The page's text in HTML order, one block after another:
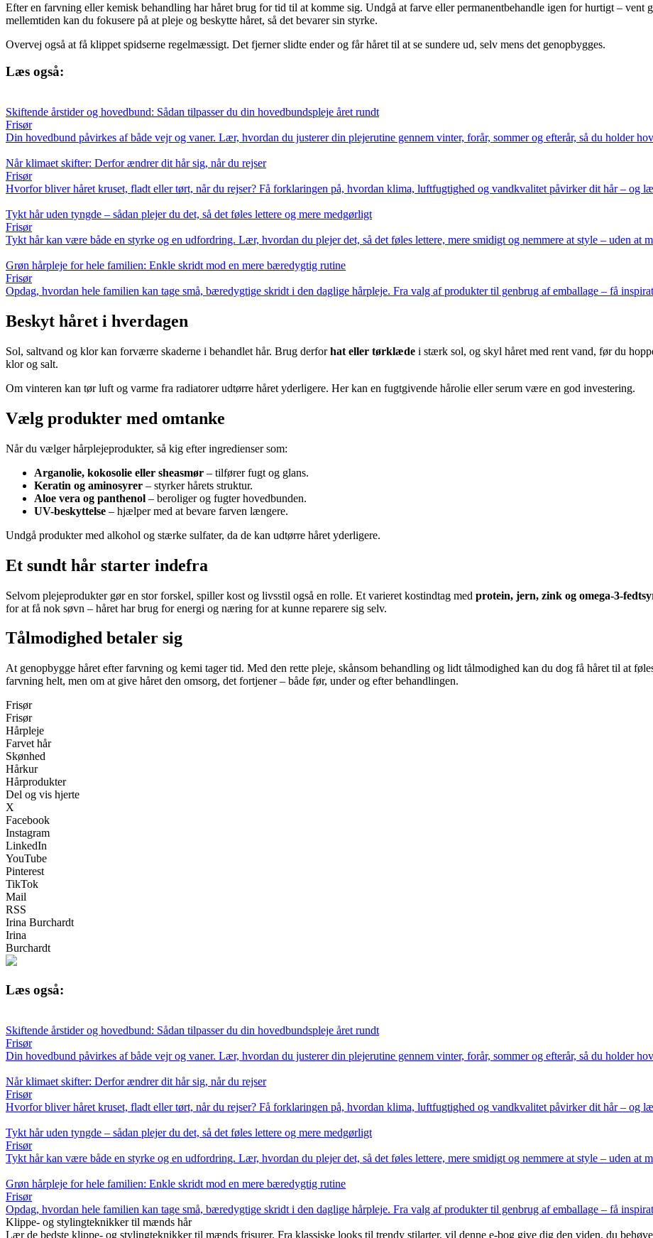
Efter en farvning eller kemisk behandling har håret brug for tid til at komme sig. Undgå at farve eller permanentbehandle igen for hurtigt – vent
mellemtiden kan du fokusere på at pleje og beskytte håret, så det bevarer sin styrke.
Overvej også at få klippet spidserne regelmæssigt. Det fjerner slidte ender og får håret til at se sundere ud, selv mens det genopbygges.
Læs også:
Skiftende årstider og hovedbund: Sådan tilpasser du din hovedbundspleje året rundt
Frisør
Din hovedbund påvirkes af både vejr og vaner. Lær, hvordan du justerer din plejerutine gennem vinter, forår, sommer og efterår, så du holder
Når klimaet skifter: Derfor ændrer dit hår sig, når du rejser
Frisør
Hvorfor bliver håret kruset, fladt eller tørt, når du rejser? Få forklaringen på, hvordan klima, luftfugtighed og vandkvalitet påvirker dit hår – og
Tykt hår uden tyngde – sådan plejer du det, så det føles lettere og mere medgørligt
Frisør
Tykt hår kan være både en styrke og en udfordring. Lær, hvordan du plejer det, så det føles lettere, mere smidigt og nemmere at style – uden at
Grøn hårpleje for hele familien: Enkle skridt mod en mere bæredygtig rutine
Frisør
Opdag, hvordan hele familien kan tage små, bæredygtige skridt i den daglige hårpleje. Fra valg af produkter til genbrug af emballage – få
Beskyt håret i hverdagen
Sol, saltvand og klor kan forværre skaderne i behandlet hår. Brug derforhat eller tørklæde i stærk sol, og skyl håret med rent vand, før du
klor og salt.
Om vinteren kan tør luft og varme fra radiatorer udtørre håret yderligere. Her kan en fugtgivende hårolie eller serum være en god investering.
Vælg produkter med omtanke
Når du vælger hårplejeprodukter, så kig efter ingredienser som:
Arganolie, kokosolie eller sheasmør – tilfører fugt og glans.
Keratin og aminosyrer – styrker hårets struktur.
Aloe vera og panthenol – beroliger og fugter hovedbunden.
UV-beskyttelse – hjælper med at bevare farven længere.
Undgå produkter med alkohol og stærke sulfater, da de kan udtørre håret yderligere.
Et sundt hår starter indefra
Selvom plejeprodukter gør en stor forskel, spiller kost og livsstil også en rolle. Et varieret kostindtag med protein, jern, zink og omega-3-
for at få nok søvn – håret har brug for energi og næring for at kunne reparere sig selv.
Tålmodighed betaler sig
At genopbygge håret efter farvning og kemi tager tid. Med den rette pleje, skånsom behandling og lidt tålmodighed kan du dog få håret til at
farvning helt, men om at give håret den omsorg, det fortjener – både før, under og efter behandlingen.
Frisør
Frisør
Hårpleje
Farvet hår
Skønhed
Hårkur
Hårprodukter
Del og vis hjerte
X
Facebook
Instagram
LinkedIn
YouTube
Pinterest
TikTok
Mail
RSS
Irina Burchardt
Irina
Burchardt
Læs også:
Skiftende årstider og hovedbund: Sådan tilpasser du din hovedbundspleje året rundt
Frisør
Din hovedbund påvirkes af både vejr og vaner. Lær, hvordan du justerer din plejerutine gennem vinter, forår, sommer og efterår, så du holder
Når klimaet skifter: Derfor ændrer dit hår sig, når du rejser
Frisør
Hvorfor bliver håret kruset, fladt eller tørt, når du rejser? Få forklaringen på, hvordan klima, luftfugtighed og vandkvalitet påvirker dit hår – og
Tykt hår uden tyngde – sådan plejer du det, så det føles lettere og mere medgørligt
Frisør
Tykt hår kan være både en styrke og en udfordring. Lær, hvordan du plejer det, så det føles lettere, mere smidigt og nemmere at style – uden at
Grøn hårpleje for hele familien: Enkle skridt mod en mere bæredygtig rutine
Frisør
Opdag, hvordan hele familien kan tage små, bæredygtige skridt i den daglige hårpleje. Fra valg af produkter til genbrug af emballage – få
Klippe- og stylingteknikker til mænds hår
Lær de bedste klippe- og stylingteknikker til mænds frisurer. Fra klassiske looks til trendy stilarter, vil denne e-bog give dig den viden, du